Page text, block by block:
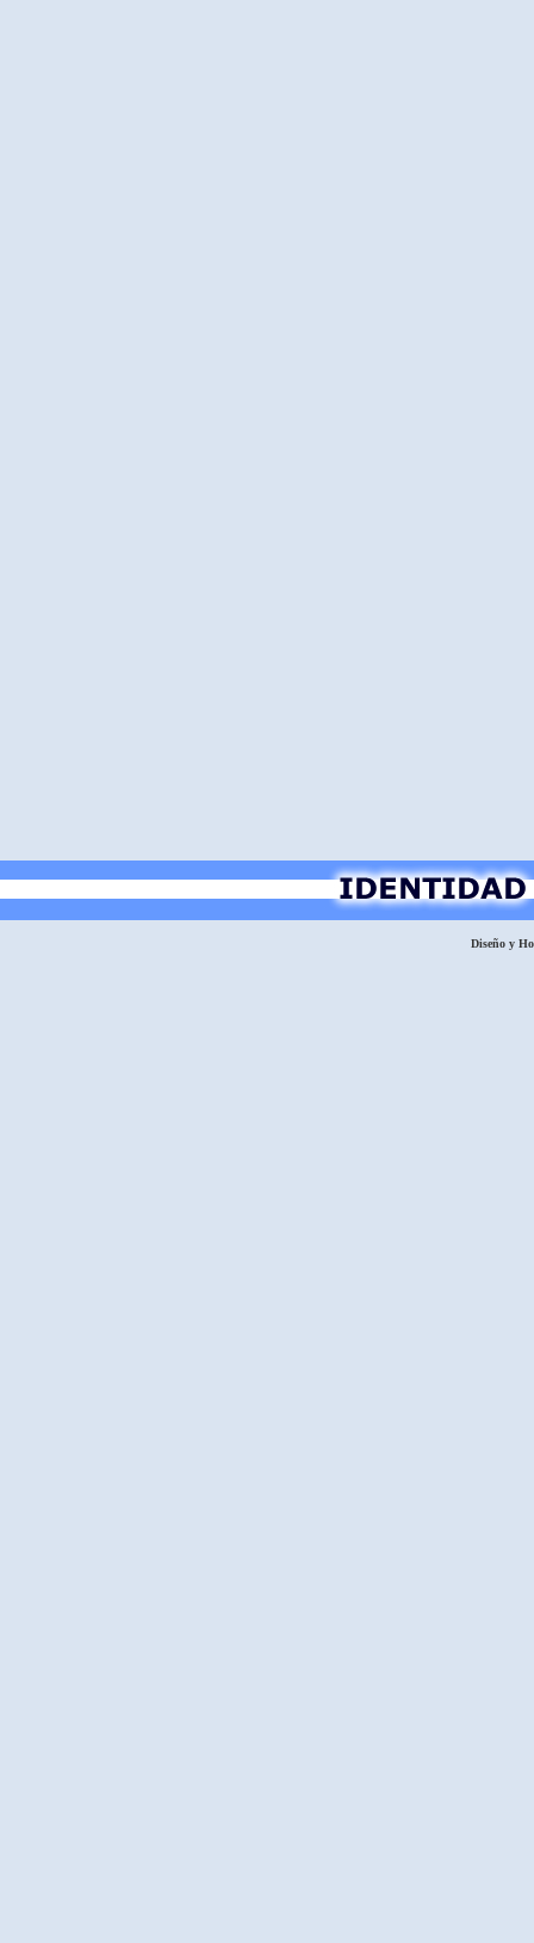
Diseño y